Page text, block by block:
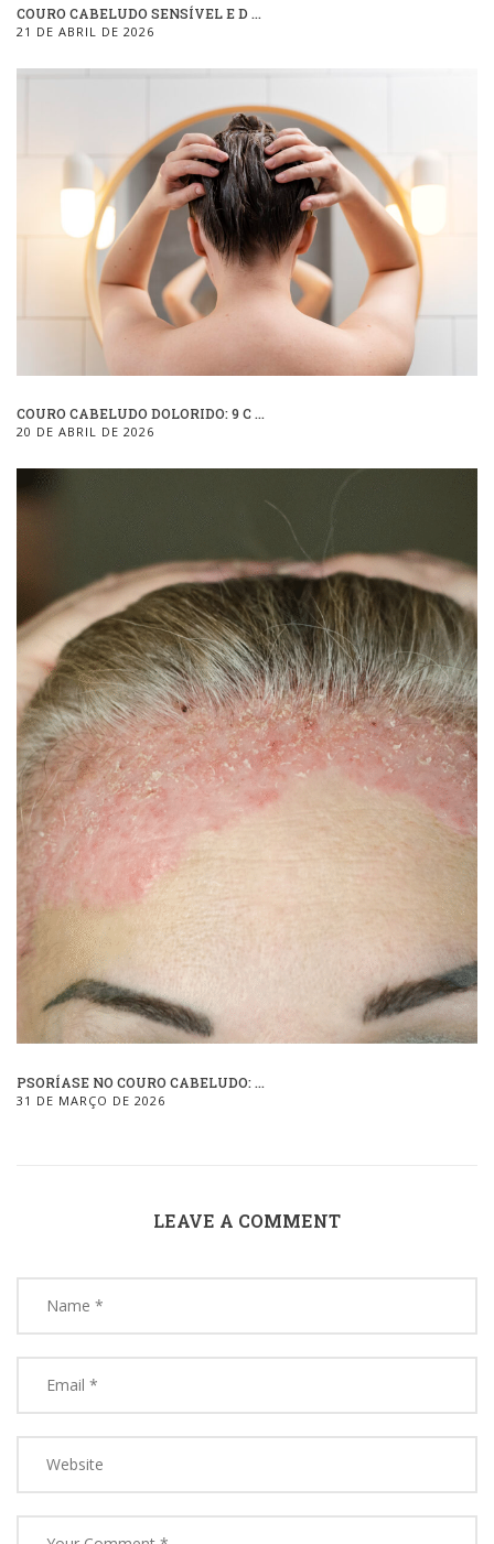
COURO CABELUDO SENSÍVEL E D ...
21 DE ABRIL DE 2026
COURO CABELUDO DOLORIDO: 9 C ...
20 DE ABRIL DE 2026
PSORÍASE NO COURO CABELUDO: ...
31 DE MARÇO DE 2026
LEAVE A COMMENT